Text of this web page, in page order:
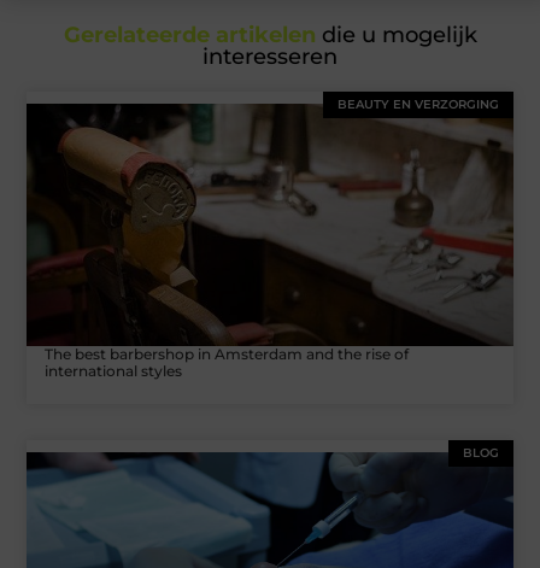
Gerelateerde artikelen die u mogelijk
interesseren
BEAUTY EN VERZORGING
The best barbershop in Amsterdam and the rise of
international styles
BLOG